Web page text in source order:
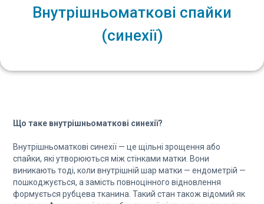
Внутрішньоматкові спайки
(синехії)
Що таке внутрішньоматкові синехії?
Внутрішньоматкові синехії — це щільні зрощення або
спайки, які утворюються між стінками матки. Вони
виникають тоді, коли внутрішній шар матки — ендометрій —
пошкоджується, а замість повноцінного відновлення
формується рубцева тканина. Такий стан також відомий як